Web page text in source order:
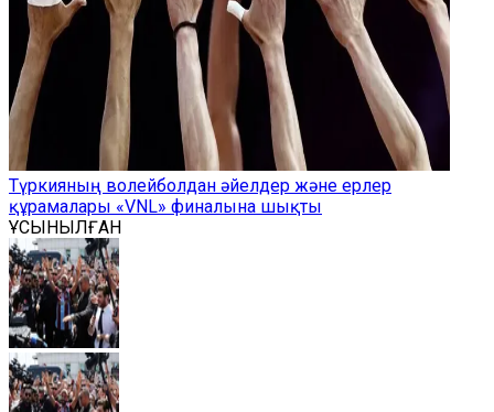
Түркияның волейболдан әйелдер және ерлер
құрамалары «VNL» финалына шықты
ҰСЫНЫЛҒАН